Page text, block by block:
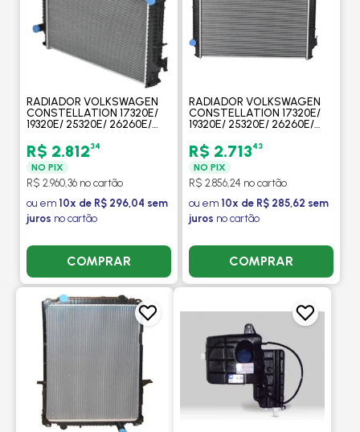
RADIADOR VOLKSWAGEN
CONSTELLATION 17320E/
19320E/ 25320E/ 26260E/
25370E 2012 > / SEM
LATERAL - PROCOOLER
R$ 2.81234
NO PIX
R$ 2.960,36 no cartão
ou em 10x de R$ 296,04 sem
juros no cartão
COMPRAR
RADIADOR VOLKSWAGEN
CONSTELLATION 17320E/
19320E/ 25320E/ 26260E/
25370E 2012 > / SEM
LATERAL - PROCOOLER
R$ 2.71343
NO PIX
R$ 2.856,24 no cartão
ou em 10x de R$ 285,62 sem
juros no cartão
COMPRAR